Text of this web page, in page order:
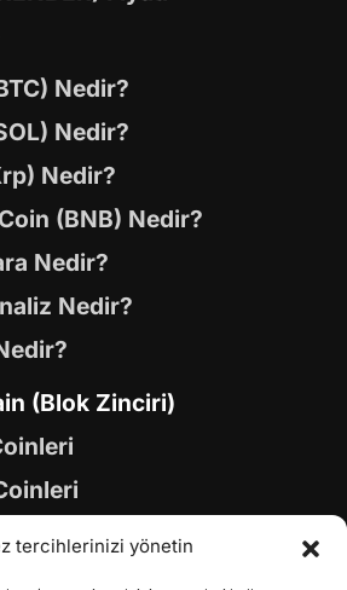
tercihlerinizi yönetin
Nedir?
Nedir?
Nedir?
(BNB) Nedir?
Nedir?
Nedir?
(Blok Zinciri)
(AI) Coinleri